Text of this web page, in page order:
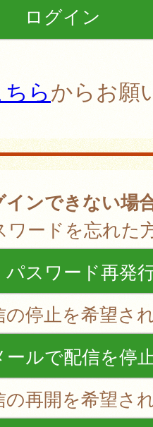
らからお願
インできない場
ワードを忘れた
パスワード再発
の停止を希望さ
ールで配信を停
の再開を希望さ